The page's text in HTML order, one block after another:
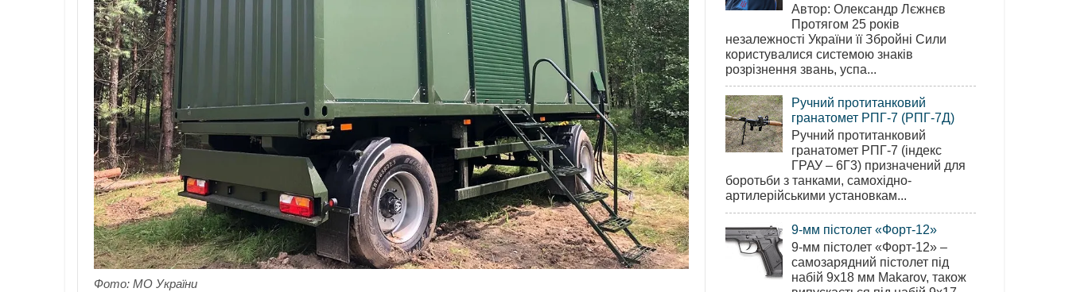
Фото: МО України
Автор: Олександр Лєжнєв
Протягом 25 років
незалежності України її Збройні Сили
користувалися системою знаків
розрізнення звань, успа...
Ручний протитанковий
гранатомет РПГ-7 (РПГ-7Д)
Ручний протитанковий
гранатомет РПГ-7 (індекс
ГРАУ – 6Г3) призначений для
боротьби з танками, самохідно-
артилерійськими установкам...
9-мм пістолет «Форт-12»
9-мм пістолет «Форт-12» –
самозарядний пістолет під
набій 9х18 мм Makarov, також